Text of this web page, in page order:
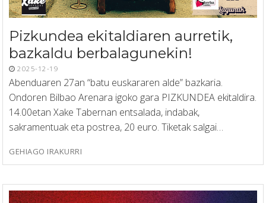
Pizkundea ekitaldiaren aurretik,
bazkaldu berbalagunekin!
2025-12-19
Abenduaren 27an “batu euskararen alde” bazkaria.
Ondoren Bilbao Arenara igoko gara PIZKUNDEA ekitaldira.
14.00etan Xake Tabernan entsalada, indabak,
sakramentuak eta postrea, 20 euro. Tiketak salgai…
GEHIAGO IRAKURRI